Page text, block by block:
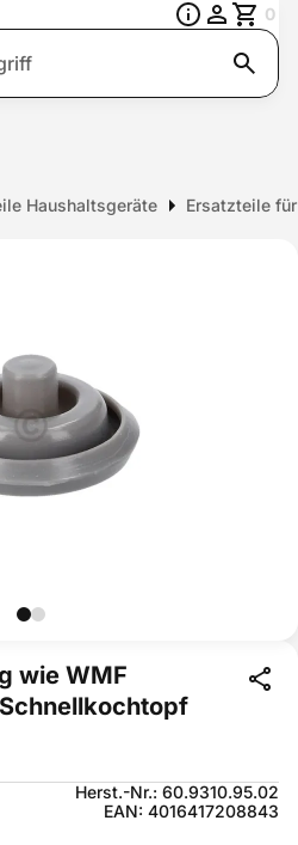
0
Haushaltsgeräte Ersatzteile
wie WMF
Herst.-Nr.: 60.9310.95.02
EAN: 4016417208843